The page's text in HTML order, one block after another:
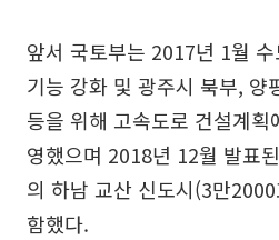
앞서 국토부는 2017년 1월
기능 강화 및 광주시 북부, 양
등을 위해 고속도로 건설계
영했으며 2018년 12월 발표
의 하남 교산 신도시(3만
함했다.